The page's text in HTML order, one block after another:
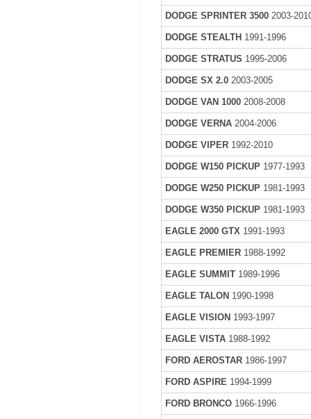
DODGE SPRINTER 3500 2003-
DODGE STEALTH 1991-1996
DODGE STRATUS 1995-2006
DODGE SX 2.0 2003-2005
DODGE VAN 1000 2008-2008
DODGE VERNA 2004-2006
DODGE VIPER 1992-2010
DODGE W150 PICKUP 1977-1993
DODGE W250 PICKUP 1981-1993
DODGE W350 PICKUP 1981-1993
EAGLE 2000 GTX 1991-1993
EAGLE PREMIER 1988-1992
EAGLE SUMMIT 1989-1996
EAGLE TALON 1990-1998
EAGLE VISION 1993-1997
EAGLE VISTA 1988-1992
FORD AEROSTAR 1986-1997
FORD ASPIRE 1994-1999
FORD BRONCO 1966-1996